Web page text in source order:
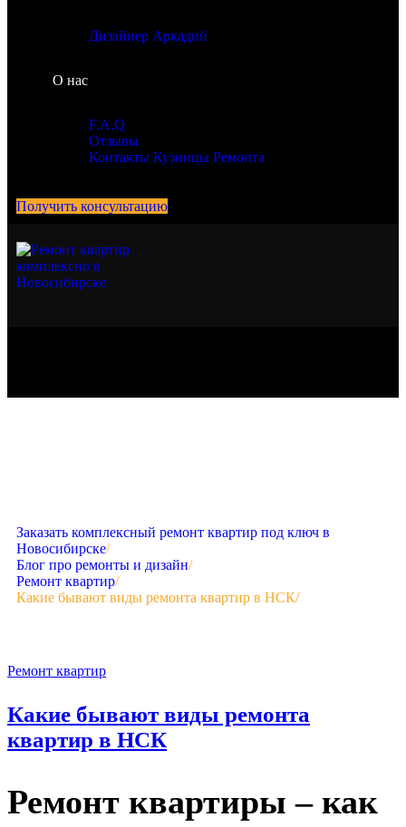
Дизайнер Аркадий
О нас
F.A.Q
Отзывы
Контакты Кузницы Ремонта
Получить консультацию
Заказать комплексный ремонт квартир под ключ в
Новосибирске/
Блог про ремонты и дизайн/
Ремонт квартир/
Какие бывают виды ремонта квартир в НСК/
Ремонт квартир
Какие бывают виды ремонта
квартир в НСК
Ремонт квартиры – как